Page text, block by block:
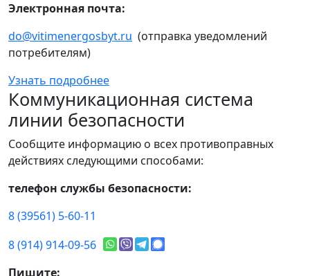
Электронная почта:
do@vitimenergosbyt.ru (отправка уведомлений
потребителям)
Узнать подробнее
Коммуникационная система
линии безопасности
Сообщите информацию о всех противоправных
действиях следующими способами:
телефон службы безопасности:
8 (39561) 5-60-11
8 (914) 914-09-56
Пишите: